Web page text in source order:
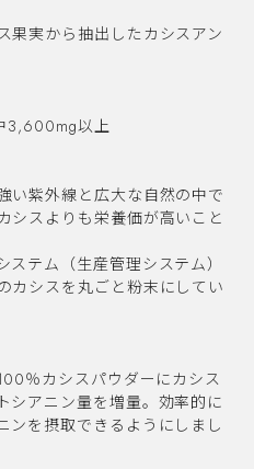
実から抽出したカシスアン
3,600mg以上
い紫外線と広大な自然の中で
シスよりも栄養価が高いこと
テム（生産管理システム）
カシスを丸ごと粉末にしてい
％カシスパウダーにカシス
シアニン量を増量。効率的に
ンを摂取できるようにしまし